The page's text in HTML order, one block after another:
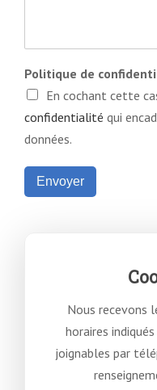
Politique de
En cochant cette
confidentialité qui
données.
Envoyer
Nous recevons
horaires
joignables par